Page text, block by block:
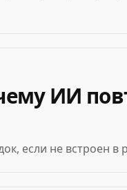
ИИ
если не встроен